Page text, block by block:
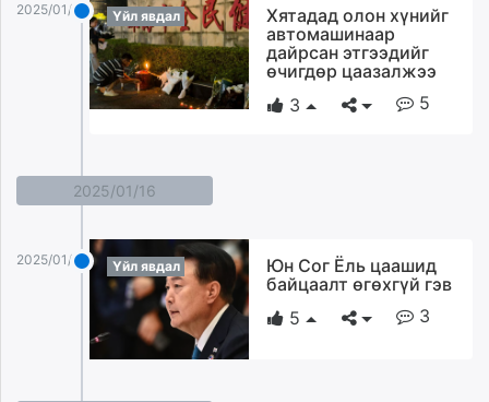
2025/01/21 Үйл явдал
Хятадад олон хүнийг
автомашинаар
дайрсан этгээдийг
өчигдөр цаазалжээ
3
5
2025/01/16
2025/01/16 Үйл явдал
Юн Сог Ёль цаашид
байцаалт өгөхгүй гэв
5
3